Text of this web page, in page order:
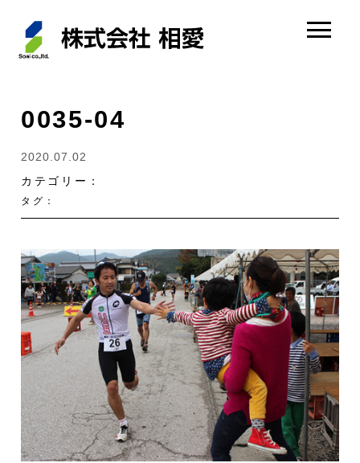
0035-04
2020.07.02
カテゴリー：
タグ：